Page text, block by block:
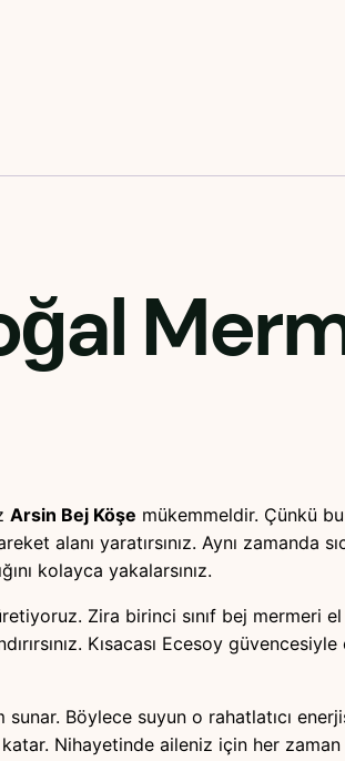
Arsin Bej Köşe mükemmeldir. Çünkü
alanı yaratırsınız. Aynı zamanda
kolayca yakalarsınız.
Zira birinci sınıf bej mermeri
Kısacası Ecesoy
Böylece suyun o rahatlatıcı
Nihayetinde aileniz için her